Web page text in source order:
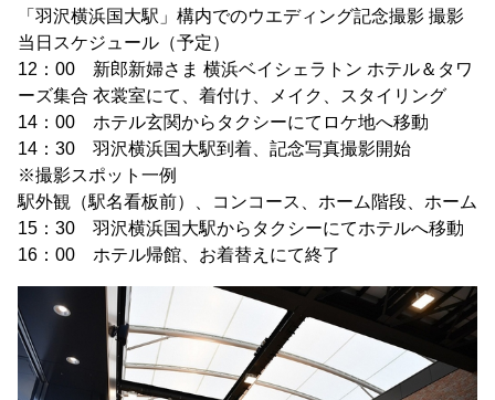
「羽沢横浜国大駅」構内でのウエディング記念撮影 撮影
当日スケジュール（予定）
12：00 新郎新婦さま 横浜ベイシェラトン ホテル＆タワ
ーズ集合 衣裳室にて、着付け、メイク、スタイリング
14：00 ホテル玄関からタクシーにてロケ地へ移動
14：30 羽沢横浜国大駅到着、記念写真撮影開始
※撮影スポット一例
駅外観（駅名看板前）、コンコース、ホーム階段、ホーム
15：30 羽沢横浜国大駅からタクシーにてホテルへ移動
16：00 ホテル帰館、お着替えにて終了